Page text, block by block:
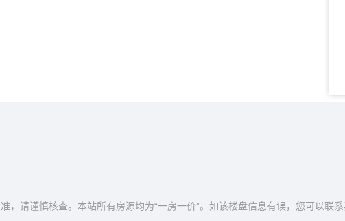
，请谨慎核查。本站所有房源均为“一房一价”。如该楼盘信息有误，您可以联